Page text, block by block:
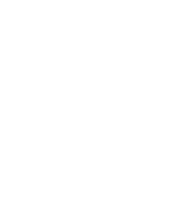
機身已標示「10000mAh」，卻仍被要求當場
仲有好多鮮為人知嘅好處：減肥、消水腫、降血
對住電腦､剪片寫稿,成日覺得眼睛乾澀､腦袋好似｢斷